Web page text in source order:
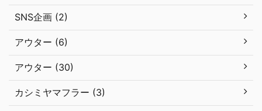
SNS企画 (2)
アウター (6)
アウター (30)
カシミヤマフラー (3)